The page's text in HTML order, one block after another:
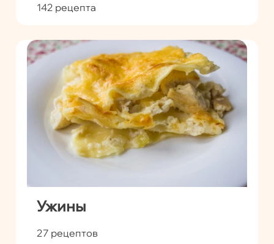
142 рецепта
Ужины
27 рецептов